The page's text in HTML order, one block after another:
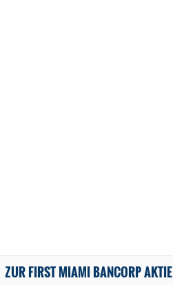
ZUR FIRST MIAMI BANCORP AKTIE